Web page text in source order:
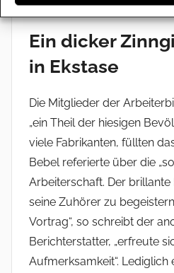
Ein dicker
in Ekstase
Die Mitglieder der
„ein Theil der hiesigen
viele Fabrikanten, füllten
Bebel referierte über die
Arbeiterschaft. Der brillante
seine Zuhörer zu
Vortrag“, so schreibt der
Berichterstatter, „erfreute
Aufmerksamkeit“. Lediglich